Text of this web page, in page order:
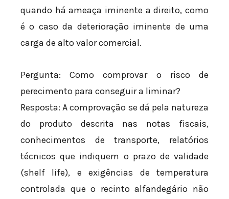
quando há ameaça iminente a direito, como
é o caso da deterioração iminente de uma
carga de alto valor comercial.
Pergunta: Como comprovar o risco de
perecimento para conseguir a liminar?
Resposta: A comprovação se dá pela natureza
do produto descrita nas notas fiscais,
conhecimentos de transporte, relatórios
técnicos que indiquem o prazo de validade
(shelf life), e exigências de temperatura
controlada que o recinto alfandegário não